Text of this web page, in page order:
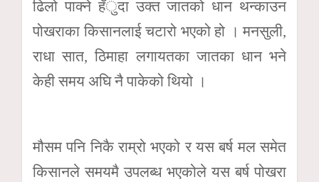
ढिलो पाक्ने हँुदा उक्त जातको धान थन्काउन
पोखराका किसानलाई चटारो भएको हो । मनसुली,
राधा सात, ठिमाहा लगायतका जातका धान भने
केही समय अघि नै पाकेको थियो ।
मौसम पनि निकै राम्रो भएको र यस बर्ष मल समेत
किसानले समयमै उपलब्ध भएकोले यस बर्ष पोखरा